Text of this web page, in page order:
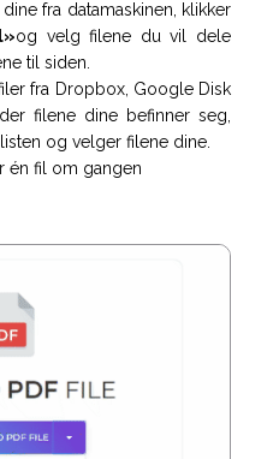
fra datamaskinen, klikker
og velg filene du vil dele
til siden.
fra Dropbox, Google Disk
filene dine befinner seg,
og velger filene dine.
én fil om gangen